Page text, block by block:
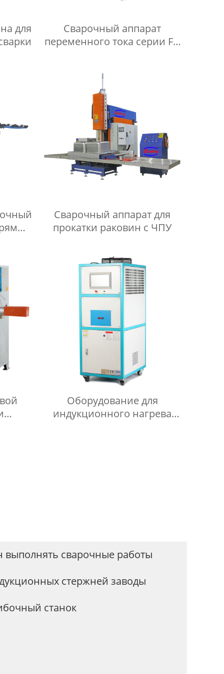
для
Сварочный аппарат
переменного тока серии FN
Сварочный аппарат для
прокатки раковин с ЧПУ
Оборудование для
индукционного нагрева
выполнять сварочные работы
стержней заводы
станок